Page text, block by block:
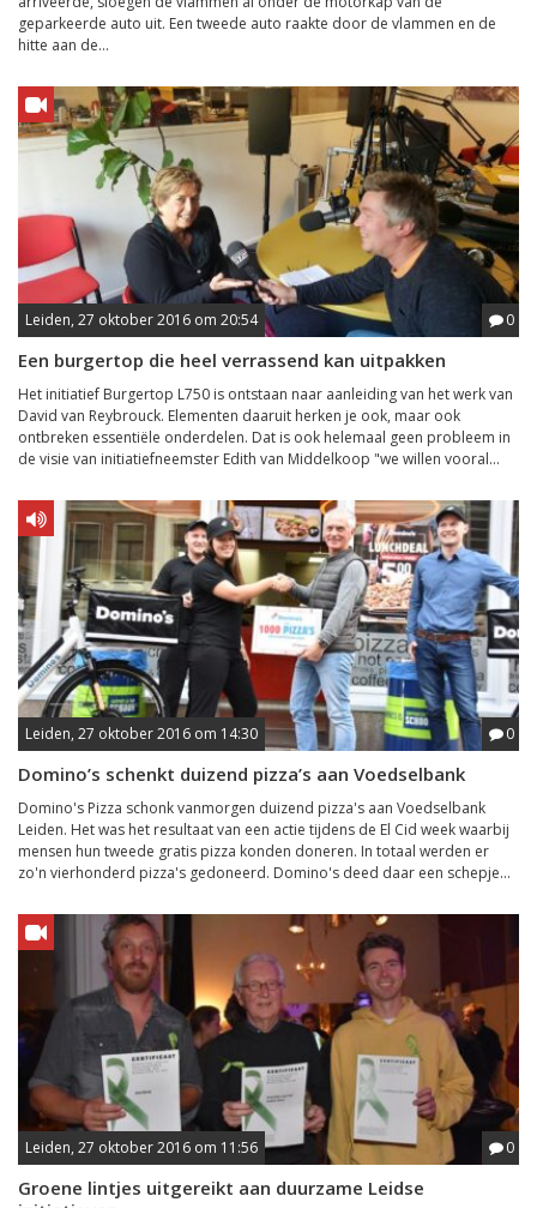
geparkeerde auto uit. Een tweede auto raakte door de vlammen en de
hitte aan de...
Leiden, 27 oktober 2016 om 20:54 0
Een burgertop die heel verrassend kan uitpakken
Het initiatief Burgertop L750 is ontstaan naar aanleiding van het werk van
David van Reybrouck. Elementen daaruit herken je ook, maar ook
ontbreken essentiële onderdelen. Dat is ook helemaal geen probleem in
de visie van initiatiefneemster Edith van Middelkoop "we willen vooral...
Leiden, 27 oktober 2016 om 14:30 0
Domino’s schenkt duizend pizza’s aan Voedselbank
Domino's Pizza schonk vanmorgen duizend pizza's aan Voedselbank
Leiden. Het was het resultaat van een actie tijdens de El Cid week waarbij
mensen hun tweede gratis pizza konden doneren. In totaal werden er
zo'n vierhonderd pizza's gedoneerd. Domino's deed daar een schepje...
Leiden, 27 oktober 2016 om 11:56 0
Groene lintjes uitgereikt aan duurzame Leidse